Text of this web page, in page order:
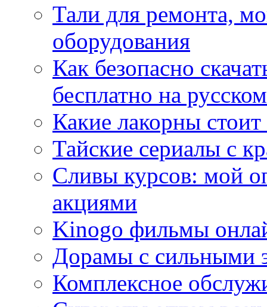
Тали для ремонта,
оборудования
Как безопасно
бесплатно на
Какие лакорны
Тайские сериалы с
Сливы курсов: мой
акциями
Kinogo фильмы
Дорамы с сильными
Комплексное